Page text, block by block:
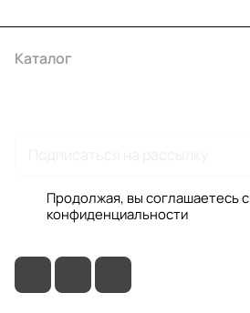
Каталог
Продолжая, вы соглашаетесь с
конфиденциальности